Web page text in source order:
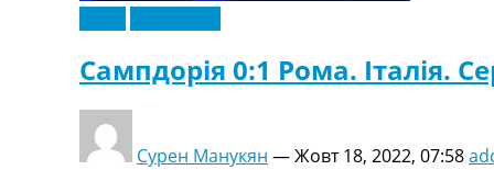
Сампдорія 0:1 Рома. Італія.
Сурен Манукян —Жовт 18, 2022, 07:58